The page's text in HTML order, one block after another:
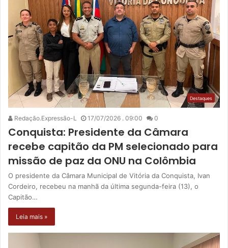
Destaques
Redação.Expressão-L 17/07/2026 . 09:00 0
Conquista: Presidente da Câmara
recebe capitão da PM selecionado para
missão de paz da ONU na Colômbia
O presidente da Câmara Municipal de Vitória da Conquista, Ivan
Cordeiro, recebeu na manhã da última segunda-feira (13), o
Capitão…
Leia mais »